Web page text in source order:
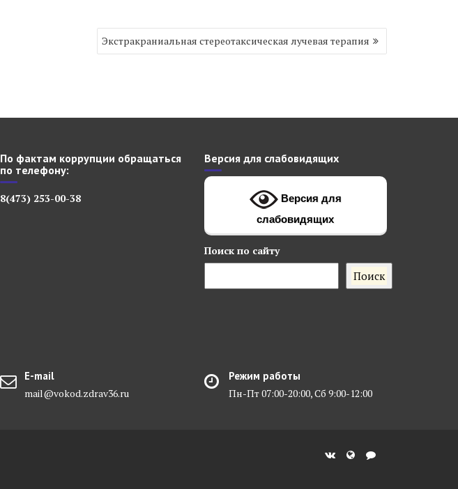
Экстракраниальная стереотаксическая лучевая терапия
По фактам коррупции обращаться
по телефону:
8(473) 253-00-38
Версия для слабовидящих
Версия для
слабовидящих
Поискпо сайту
Поиск
E-mail
mail@vokod.zdrav36.ru
Режим работы
Пн-Пт 07:00-20:00, Сб 9:00-12:00